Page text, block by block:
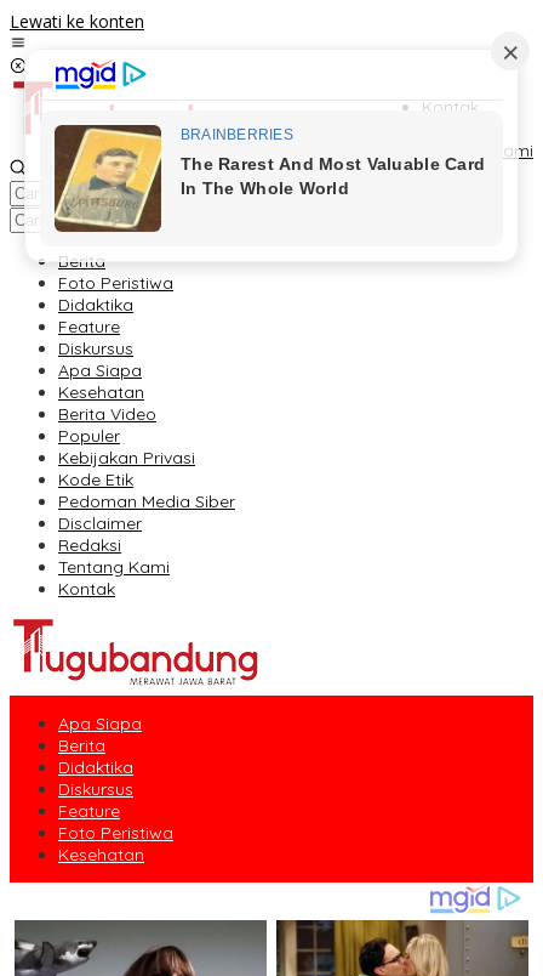
Lewati ke konten
Kontak
Tentang Kami
Berita
Foto Peristiwa
Didaktika
Feature
Diskursus
Apa Siapa
Kesehatan
Berita Video
Populer
Kebijakan Privasi
Kode Etik
Pedoman Media Siber
Disclaimer
Redaksi
Tentang Kami
Kontak
Apa Siapa
Berita
Didaktika
Diskursus
Feature
Foto Peristiwa
Kesehatan